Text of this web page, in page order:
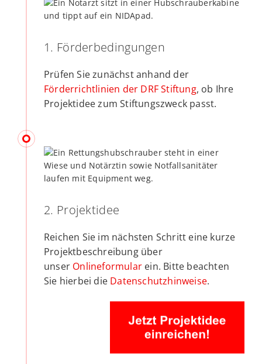
1. Förderbedingungen
Prüfen Sie zunächst anhand der
Förderrichtlinien der DRF Stiftung, ob Ihre
Projektidee zum Stiftungszweck passt.
2. Projektidee
Reichen Sie im nächsten Schritt eine kurze
Projektbeschreibung über
unser Onlineformular ein. Bitte beachten
Sie hierbei die Datenschutzhinweise.